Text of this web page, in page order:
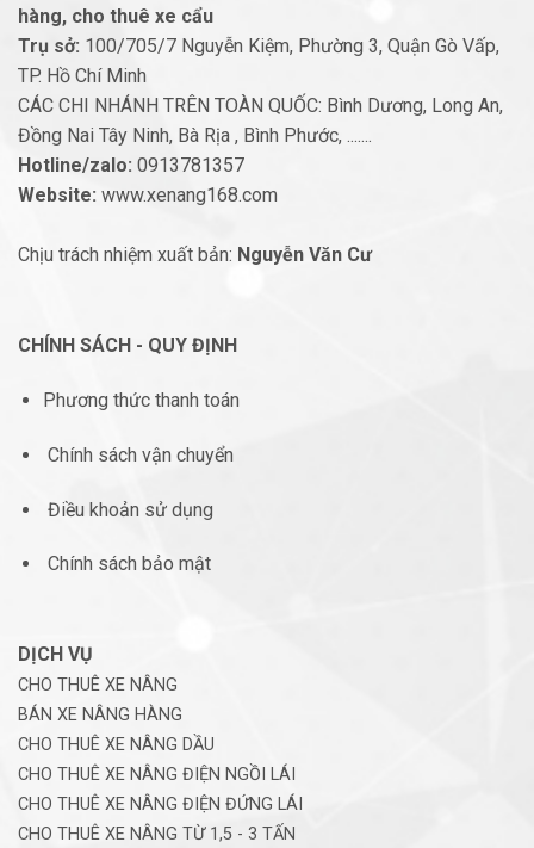
hàng, cho thuê xe cẩu
Trụ sở: 100/705/7 Nguyễn Kiệm, Phường 3, Quận Gò Vấp,
TP. Hồ Chí Minh
CÁC CHI NHÁNH TRÊN TOÀN QUỐC: Bình Dương, Long An,
Đồng Nai Tây Ninh, Bà Rịa , Bình Phước, .......
Hotline/zalo: 0913781357
Website: www.xenang168.com
Chịu trách nhiệm xuất bản: Nguyễn Văn Cư
CHÍNH SÁCH - QUY ĐỊNH
Phương thức thanh toán
Chính sách vận chuyển
Điều khoản sử dụng
Chính sách bảo mật
DỊCH VỤ
CHO THUÊ XE NÂNG
BÁN XE NÂNG HÀNG
CHO THUÊ XE NÂNG DẦU
CHO THUÊ XE NÂNG ĐIỆN NGỒI LÁI
CHO THUÊ XE NÂNG ĐIỆN ĐỨNG LÁI
CHO THUÊ XE NÂNG TỪ 1,5 - 3 TẤN